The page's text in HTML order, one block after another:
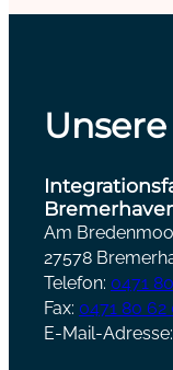
Am
27578
Telefon: 0471
Fax: 0471 80 62
E-Mail-Adresse: